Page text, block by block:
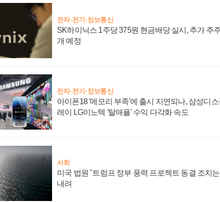
전자·전기·정보통신
SK하이닉스 1주당 375원 현금배당 실시, 추가 주
개 예정
전자·전기·정보통신
아이폰18 '메모리 부족'에 출시 지연되나, 삼성디
레이 LG이노텍 '탈애플' 수익 다각화 속도
사회
미국 법원 "트럼프 정부 풍력 프로젝트 동결 조치
내려